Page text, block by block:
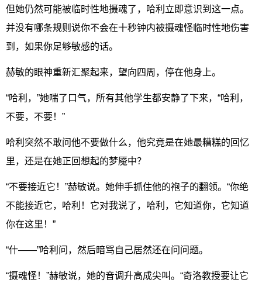
但她仍然可能被临时性地摄魂了，哈利立即意识到这一点。
并没有哪条规则说你不会在十秒钟内被摄魂怪临时性地伤害
到，如果你足够敏感的话。
赫敏的眼神重新汇聚起来，望向四周，停在他身上。
“哈利，”她喘了口气，所有其他学生都安静了下来，“哈利，
不要，不要！”
哈利突然不敢问他不要做什么，他究竟是在她最糟糕的回忆
里，还是在她正回想起的梦魇中？
“不要接近它！”赫敏说。她伸手抓住他的袍子的翻领。“你绝
不能接近它，哈利！它对我说了，哈利，它知道你，它知道
你在这里！”
“什——”哈利问，然后暗骂自己居然还在问问题。
“摄魂怪！”赫敏说，她的音调升高成尖叫。“奇洛教授要让它